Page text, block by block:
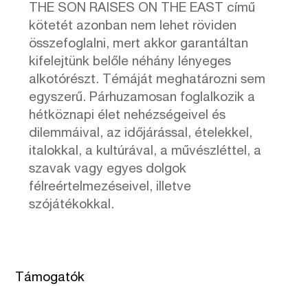
THE SON RAISES ON THE EAST című
kötetét azonban nem lehet röviden
összefoglalni, mert akkor garantáltan
kifelejtünk belőle néhány lényeges
alkotórészt. Témáját meghatározni sem
egyszerű. Párhuzamosan foglalkozik a
hétköznapi élet nehézségeivel és
dilemmáival, az időjárással, ételekkel,
italokkal, a kultúrával, a művészléttel, a
szavak vagy egyes dolgok
félreértelmezéseivel, illetve
szójátékokkal.
Támogatók